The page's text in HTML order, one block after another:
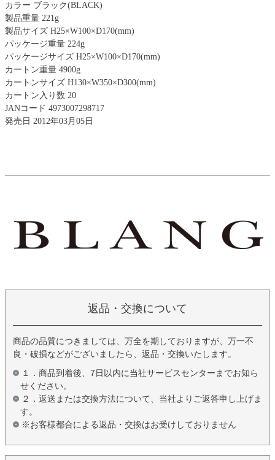
カラー ブラック(BLACK)
製品重量 221g
製品サイズ H25×W100×D170(mm)
パッケージ重量 224g
パッケージサイズ H25×W100×D170(mm)
カートン重量 4900g
カートンサイズ H130×W350×D300(mm)
カートン入り数 20
JANコード 4973007298717
発売日 2012年03月05日
返品・交換について
商品の品質につきましては、万全を期しておりますが、万一不
良・破損などがございましたら、返品・交換いたします。
１．商品到着後、7日以内に当社サービスセンターまでお知ら
せください。
２．返送または交換方法について、当社よりご返答申し上げま
す。
※お客様都合による返品・交換はお受けしておりません